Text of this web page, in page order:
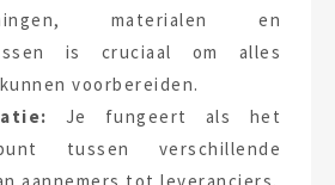
materialen en
is cruciaal om alles
voorbereiden.
Je fungeert als het
tussen verschillende